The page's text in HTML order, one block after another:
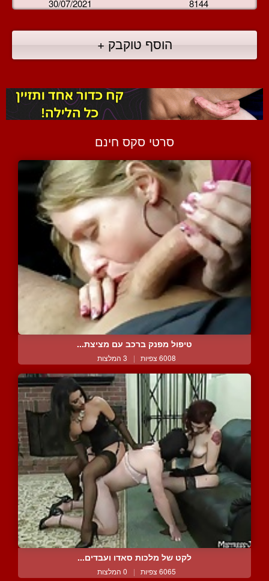
30/07/2021 8144
הוסף טוקבק +
סרטי סקס חינם
טיפול מפנק ברכב עם מציצת...
6008 צפיות | 3 המלצות
לקט של מלכות סאדו ועבדים...
6065 צפיות | 0 המלצות